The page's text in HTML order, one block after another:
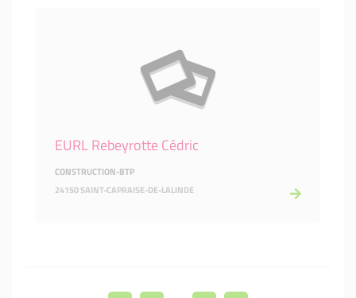
EURL Rebeyrotte Cédric
CONSTRUCTION-BTP
24150 SAINT-CAPRAISE-DE-LALINDE